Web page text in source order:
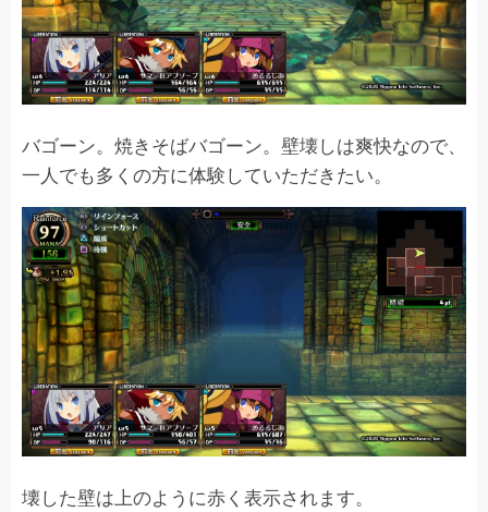
バゴーン。焼きそばバゴーン。壁壊しは爽快なので、
一人でも多くの方に体験していただきたい。
壊した壁は上のように赤く表示されます。